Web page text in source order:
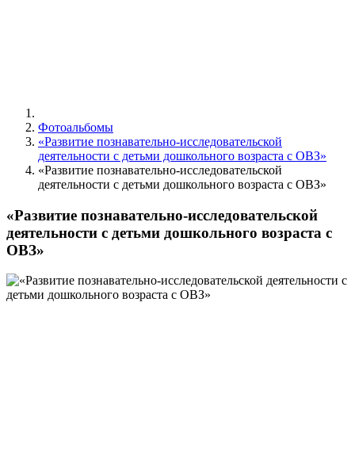
Фотоальбомы
«Развитие познавательно-исследовательской
деятельности с детьми дошкольного возраста с ОВЗ»
«Развитие познавательно-исследовательской
деятельности с детьми дошкольного возраста с ОВЗ»
«Развитие познавательно-исследовательской
деятельности с детьми дошкольного возраста с
ОВЗ»